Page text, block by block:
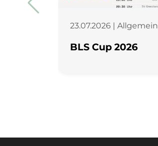
23.07.2026 | Allgemein
BLS Cup 2026